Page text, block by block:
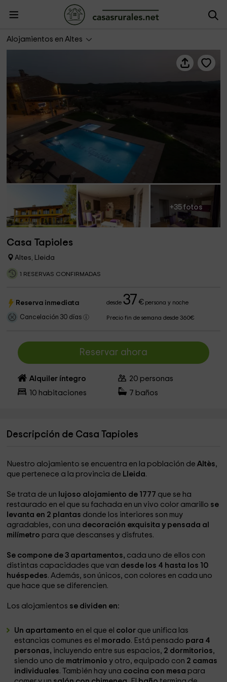
Alojamientos en Altes
+35 fotos
Casa Tapioles
Altes, Lleida
1 RESERVAS CONFIRMADAS
Reserva inmediata desde37 €persona y noche
Cancelación 30 días Precio fin de semana desde 360€
Reservar ahora
Alquiler íntegro 20 personas
10 habitaciones 7 baños
Descripción de Casa Tapioles
Nuestro alojamiento se encuentra en la población deAltès,
que pertenece a la provincia de Lleida.
Se trata de un lujoso alojamiento de 1777 que se ha
restaurado en el que su fachada en un vivo color amarillo se
levanta en 2 plantas donde los interiores son muy
agradables, con una decoración exquisita y pensada al
milímetro para que descanses y disfrutes.
Se compone de 3 apartamentos, cada uno de ellos con
distintas capacidades que van desde los 4 hasta los 10
huéspedes. Además, son únicos, con colores en cada uno
que hace que se diferencien.
Los alojamientos se dividen en:
Un apartamento en el que el color que unifica las
estancias comunes es el morado. Está pensado para 4
personas, incluyendo entre sus espacios, 2 dormitorios,
siendo uno de matrimonioy otro, equipado con 2 camas
individuales. También hay una cocina con mesa para